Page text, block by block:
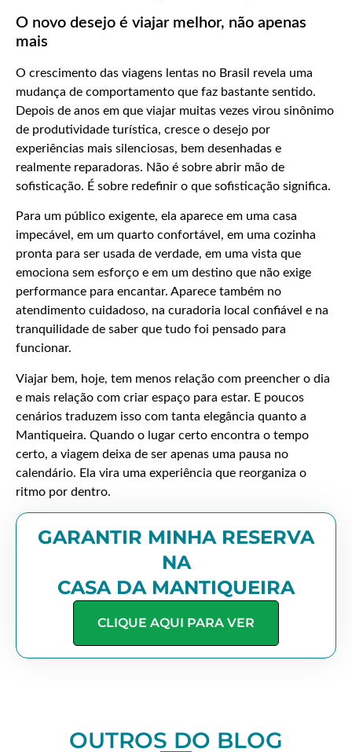
O novo desejo é viajar melhor, não apenas
mais
O crescimento das viagens lentas no Brasil revela uma
mudança de comportamento que faz bastante sentido.
Depois de anos em que viajar muitas vezes virou sinônimo
de produtividade turística, cresce o desejo por
experiências mais silenciosas, bem desenhadas e
realmente reparadoras. Não é sobre abrir mão de
sofisticação. É sobre redefinir o que sofisticação significa.
Para um público exigente, ela aparece em uma casa
impecável, em um quarto confortável, em uma cozinha
pronta para ser usada de verdade, em uma vista que
emociona sem esforço e em um destino que não exige
performance para encantar. Aparece também no
atendimento cuidadoso, na curadoria local confiável e na
tranquilidade de saber que tudo foi pensado para
funcionar.
Viajar bem, hoje, tem menos relação com preencher o dia
e mais relação com criar espaço para estar. E poucos
cenários traduzem isso com tanta elegância quanto a
Mantiqueira. Quando o lugar certo encontra o tempo
certo, a viagem deixa de ser apenas uma pausa no
calendário. Ela vira uma experiência que reorganiza o
ritmo por dentro.
GARANTIR MINHA RESERVA
NA
CASA DA MANTIQUEIRA
CLIQUE AQUI PARA VER
OUTROS DO BLOG